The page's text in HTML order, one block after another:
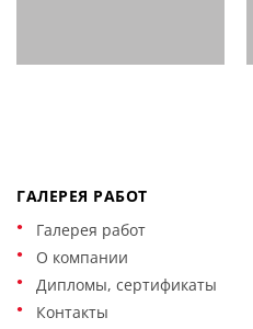
ГАЛЕРЕЯ РАБОТ
Галерея работ
О компании
Дипломы, сертификаты
Контакты